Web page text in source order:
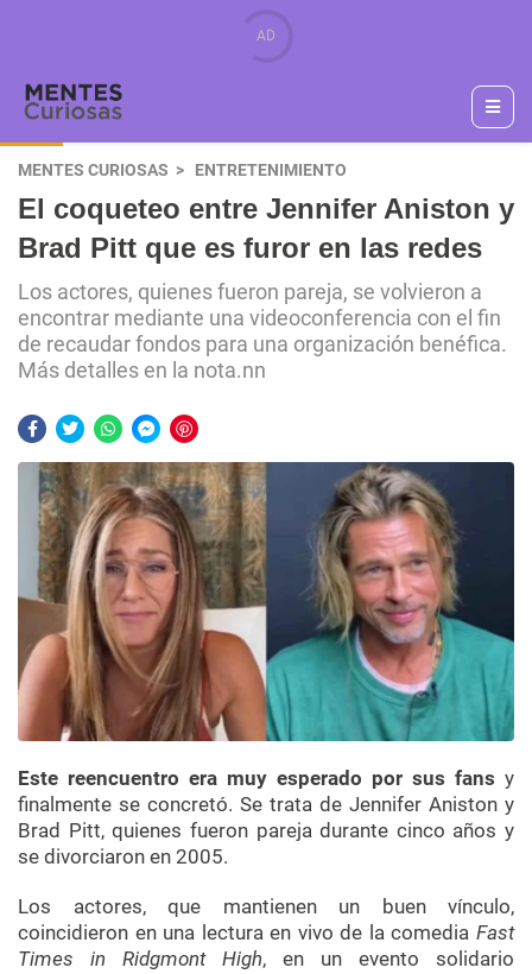
MENTES CURIOSAS ENTRETENIMIENTO
El coqueteo entre Jennifer Aniston y
Brad Pitt que es furor en las redes
Los actores, quienes fueron pareja, se volvieron a
encontrar mediante una videoconferencia con el fin
de recaudar fondos para una organización benéfica.
Más detalles en la nota.nn
Este reencuentro era muy esperado por sus fans y
finalmente se concretó. Se trata de Jennifer Aniston y
Brad Pitt, quienes fueron pareja durante cinco años y
se divorciaron en 2005.
Los actores, que mantienen un buen vínculo,
coincidieron en una lectura en vivo de la comedia Fast
Times in Ridgmont High, en un evento solidario